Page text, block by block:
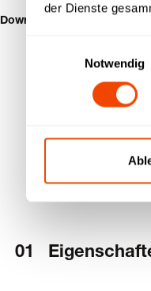
der Dienste
Notwendig
Downloads